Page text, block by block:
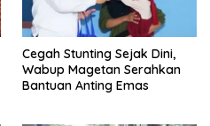
Cegah Stunting Sejak Dini,
Wabup Magetan Serahkan
Bantuan Anting Emas